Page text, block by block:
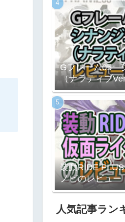
Gフレーム05
（ナラティブ
装動RIDE
ノビのレビュー
人気記事ラン